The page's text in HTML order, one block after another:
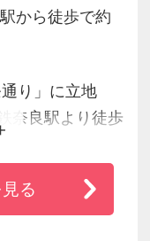
から徒歩で約
り」に立地
奈良駅より徒歩
ホテルです。
る